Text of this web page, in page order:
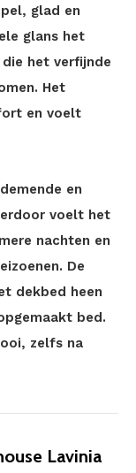
glad en
glans het
het verfijnde
Het
en voelt
en
voelt het
nachten en
De
dekbed heen
bed.
zelfs na
Lavinia